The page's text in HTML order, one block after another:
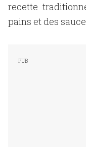
recette
pains et des